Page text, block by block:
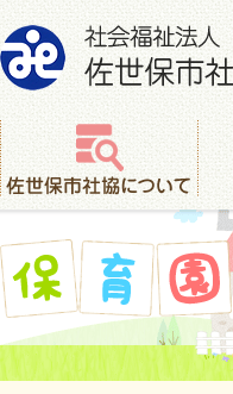
社会福祉法人 佐世保市社会福祉協
佐世保市社協について
地域